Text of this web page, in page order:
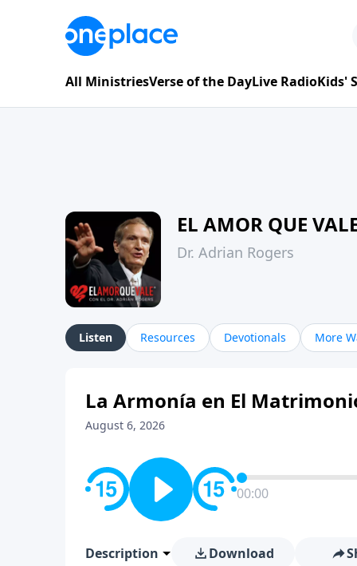
All MinistriesVerse of the DayLive RadioKids'
EL AMOR QUE
Dr. Adrian Rogers
Listen Resources Devotionals More
La Armonía en El
August 6, 2026
00:00
Description Download